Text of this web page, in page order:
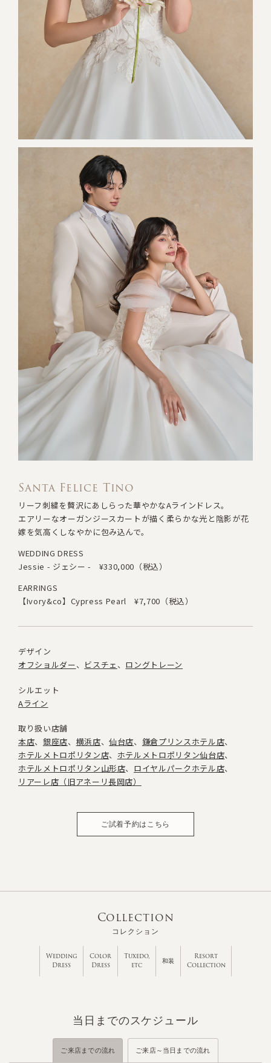
Santa Felice Tino
リーフ刺繍を贅沢にあしらった華やかなAラインドレス。
エアリーなオーガンジースカートが描く柔らかな光と陰影が花
嫁を気高くしなやかに包み込んで。
WEDDING DRESS
Jessie - ジェシー -
¥330,000（税込）
EARRINGS
【Ivory&co】Cypress Pearl
¥7,700（税込）
デザイン
オフショルダー
ビスチェ ロングトレーン
シルエット
Aライン
取り扱い店舗
本店
銀座店 横浜店 仙台店
鎌倉プリンスホテル店
ホテルメトロポリタン店
ホテルメトロポリタン仙台店
ホテルメトロポリタン山形店
ロイヤルパークホテル店
リアーレ店（旧アネーリ長岡店）
ご試着予約はこちら
Collection
コレクション
Wedding
Dress
Color
Dress
Tuxedo,
etc
和装
Resort
Collection
当日までのスケジュール
ご来店までの流れ ご来店～当日までの流れ